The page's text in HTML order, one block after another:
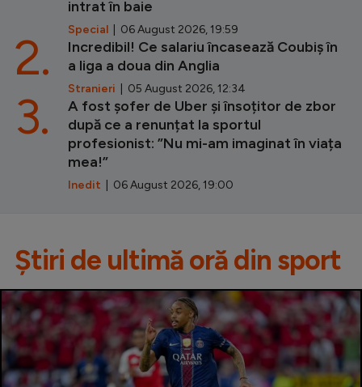
intrat în baie
Special | 06 August 2026, 19:59
Incredibil! Ce salariu încasează Coubiș în
a liga a doua din Anglia
Stranieri | 05 August 2026, 12:34
2.
A fost șofer de Uber și însoțitor de zbor
după ce a renunțat la sportul
profesionist: ”Nu mi-am imaginat în viața
mea!”
Inedit | 06 August 2026, 19:00
3.
Știri de ultimă oră din sport